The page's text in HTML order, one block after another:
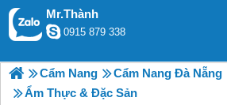
Mr.Thành
0915 879 338
Cẩm Nang
Cẩm Nang Đà Nẵng
Ẩm Thực & Đặc Sản